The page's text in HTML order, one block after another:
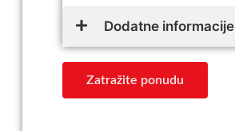
Dodatne informacije
Zatražite ponudu